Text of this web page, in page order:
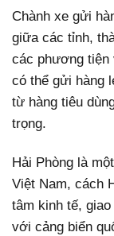
Chành xe gửi
giữa các tỉnh,
các phương tiện
có thể gửi hàng
từ hàng tiêu
trọng.
Hải Phòng là
Việt Nam, cách
tâm kinh tế,
với cảng biển